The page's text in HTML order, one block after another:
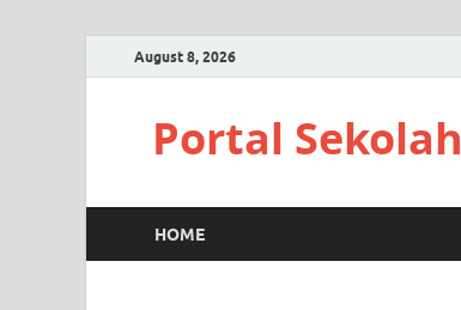
August 8, 2026
Portal Sekolah
HOME